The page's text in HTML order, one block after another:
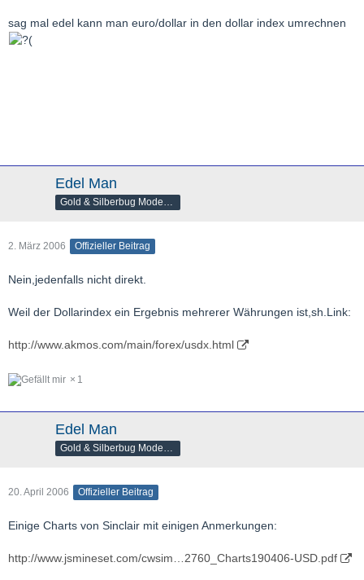
sag mal edel kann man euro/dollar in den dollar index umrechnen
Edel Man
2. März 2006 Offizieller Beitrag
Nein,jedenfalls nicht direkt.
Weil der Dollarindex ein Ergebnis mehrerer Währungen ist,sh.Link:
http://www.akmos.com/main/forex/usdx.html
1
Edel Man
Gold & Silberbug Moderator
20. April 2006 Offizieller Beitrag
Einige Charts von Sinclair mit einigen Anmerkungen:
http://www.jsmineset.com/cwsim…2760_Charts190406-USD.pdf